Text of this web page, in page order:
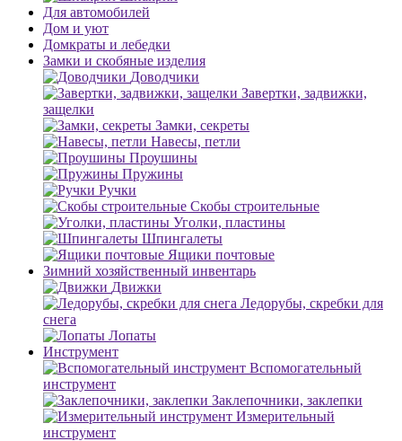
Для автомобилей
Дом и уют
Домкраты и лебедки
Замки и скобяные изделия
Доводчики
Завертки, задвижки,
защелки
Замки, секреты
Навесы, петли
Проушины
Пружины
Ручки
Скобы строительные
Уголки, пластины
Шпингалеты
Ящики почтовые
Зимний хозяйственный инвентарь
Движки
Ледорубы, скребки для
снега
Лопаты
Инструмент
Вспомогательный
инструмент
Заклепочники, заклепки
Измерительный
инструмент